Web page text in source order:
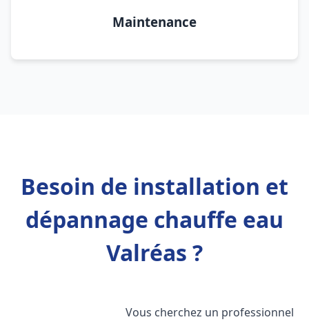
Maintenance
Besoin de installation et
dépannage chauffe eau
Valréas ?
Vous cherchez un professionnel